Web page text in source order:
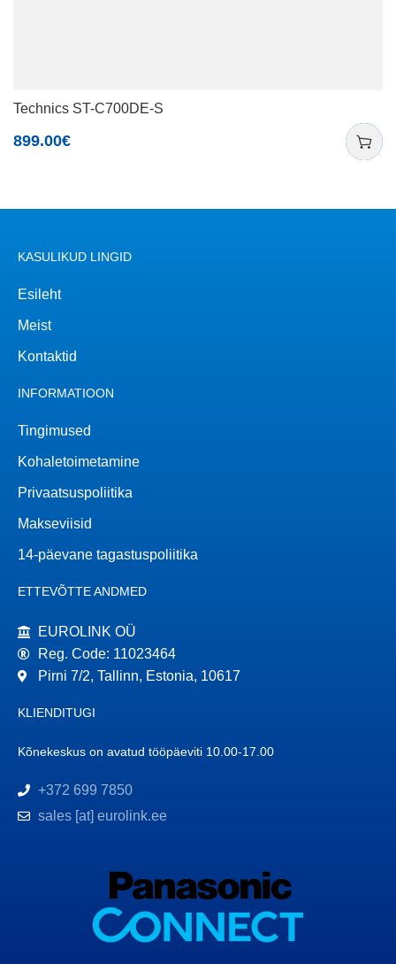
Technics ST-C700DE-S
899.00€
KASULIKUD LINGID
Esileht
Meist
Kontaktid
INFORMATIOON
Tingimused
Kohaletoimetamine
Privaatsuspoliitika
Makseviisid
14-päevane tagastuspoliitika
ETTEVÕTTE ANDMED
EUROLINK OÜ
Reg. Code: 11023464
Pirni 7/2, Tallinn, Estonia, 10617
KLIENDITUGI
Kõnekeskus on avatud tööpäeviti 10.00-17.00
+372 699 7850
sales [at] eurolink.ee